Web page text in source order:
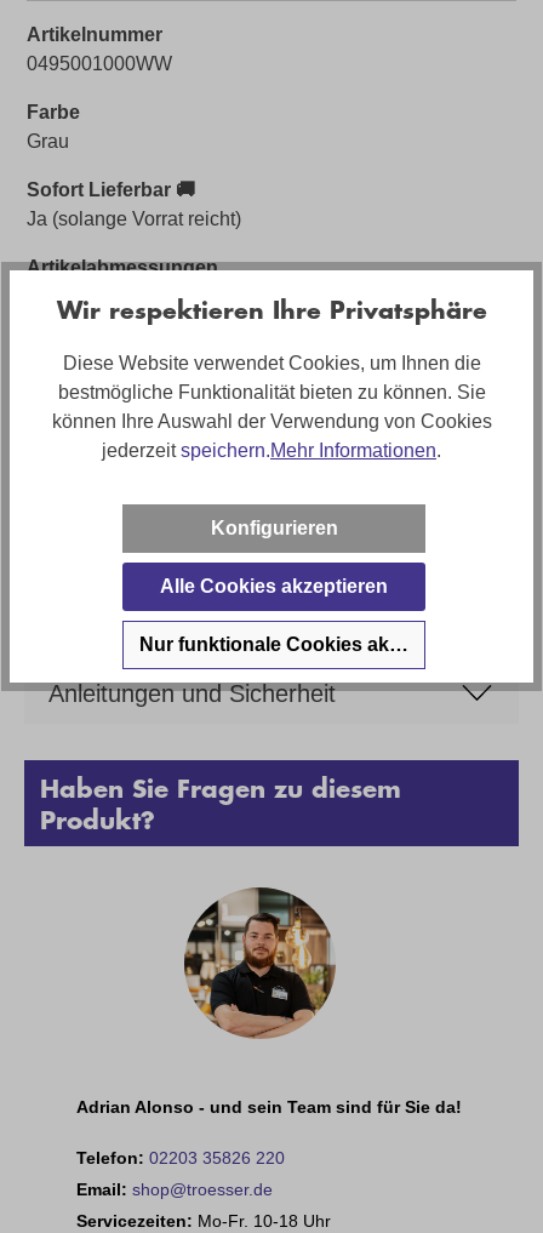
Artikelnummer
0495001000WW
Farbe
Grau
Sofort Lieferbar 🚚
Ja (solange Vorrat reicht)
Artikelabmessungen
Breite: ca. 90cm, Tiefe: ca. 90cm, Höhe: ca. 52,5-81,5cm
Runder Couchtisch Caramico 17 mit höhenverstellbarer
Keramik Tischplatte
Artikelfunktionen
Bewertungen
Anleitungen und Sicherheit
Haben Sie Fragen zu diesem
Produkt?
Adrian Alonso - und sein Team sind für Sie da!
Telefon: 02203 35826 220
Email: shop@troesser.de
Servicezeiten: Mo-Fr. 10-18 Uhr
Wir respektieren Ihre Privatsphäre
Diese Website verwendet Cookies, um Ihnen die
bestmögliche Funktionalität bieten zu können. Sie
können Ihre Auswahl der Verwendung von Cookies
jederzeitspeichern.Mehr Informationen.
Konfigurieren
Alle Cookies akzeptieren
Nur funktionale Cookies akzeptieren